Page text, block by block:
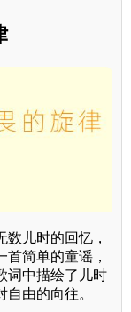
儿时的回忆，
简单的童谣，
词中描绘了儿时
由的向往。